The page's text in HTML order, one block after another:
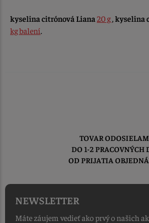
kyselina citrónová Liana 20 g, kyselina
kg balení.
TOVAR
DO 1-2 PRACOVNÝCH
OD PRIJATIA
NEWSLETTER
Máte záujem vedieť ako prvý o našich